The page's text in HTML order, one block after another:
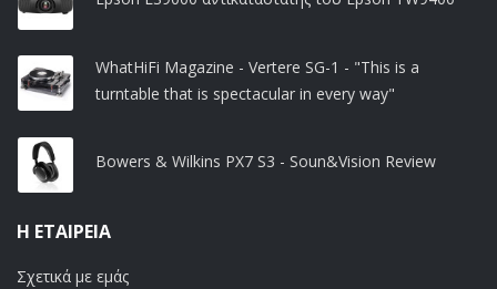
WhatHiFi Magazine - Vertere SG-1 - "This is a
turntable that is spectacular in every way"
Bowers & Wilkins PX7 S3 - Soun&Vision Review
Η ΕΤΑΙΡΕΊΑ
Σχετικά με εμάς